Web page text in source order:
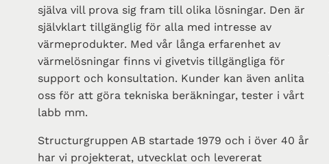
själva vill prova sig fram till olika lösningar. Den är
självklart tillgänglig för alla med intresse av
värmeprodukter. Med vår långa erfarenhet av
värmelösningar finns vi givetvis tillgängliga för
support och konsultation. Kunder kan även anlita
oss för att göra tekniska beräkningar, tester i vårt
labb mm.
Structurgruppen AB startade 1979 och i över 40 år
har vi projekterat, utvecklat och levererat